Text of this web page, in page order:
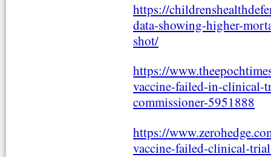
https://
data-showing-higher-
shot/
https://
vaccine-failed-in-clinical-
commissioner-5951888
https://
vaccine-failed-clinical-